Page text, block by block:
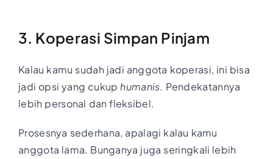
3. Koperasi Simpan Pinjam
Kalau kamu sudah jadi anggota koperasi, ini bisa
jadi opsi yang cukuphumanis. Pendekatannya
lebih personal dan fleksibel.
Prosesnya sederhana, apalagi kalau kamu
anggota lama. Bunganya juga seringkali lebih